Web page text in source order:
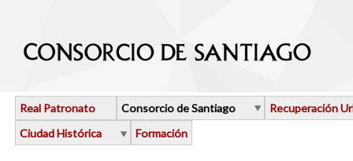
Real Patronato Consorcio de Santiago
Recuperación
Ciudad Histórica
Formación